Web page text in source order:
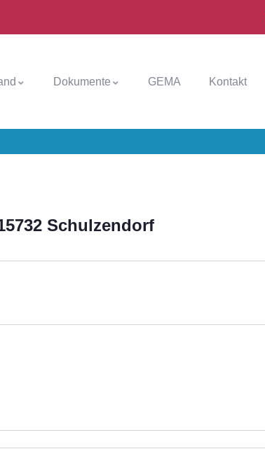
Dokumente GEMA Kontakt
Schulzendorf